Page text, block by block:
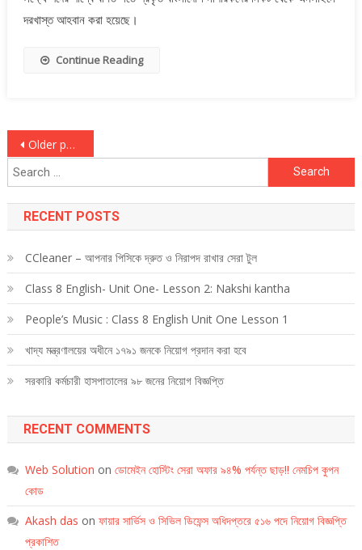
দরখাস্ত আহবান করা হয়েছে।
Continue Reading
Posts
navigation
Older posts
Search
for:
RECENT POSTS
CCleaner – আপনার পিসিকে দ্রুত ও নিরাপদ রাখার সেরা টুল
Class 8 English- Unit One- Lesson 2: Nakshi kantha
People’s Music : Class 8 English Unit One Lesson 1
খাদ্য মন্ত্রণালয়ের অধীনে ১৭৯১ জনকে নিয়োগ প্রদান করা হবে
সরকারি কর্মচারী হাসপাতালের ৯৮ জনের নিয়োগ বিজ্ঞপ্তি
RECENT COMMENTS
Web Solution on ডোমেইন হোস্টিং সেরা অফার ৯৪% পর্যন্ত ছাড়!! নেমচিপ কুপন
কোড
Akash das on ফায়ার সার্ভিস ও সিভিল ডিফেন্স অধিদপ্তরে ৫১৬ পদে নিয়োগ বিজ্ঞপ্তি
প্রকাশিত